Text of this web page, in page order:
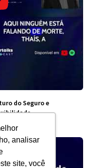
analisar
site, você
do Seguro e